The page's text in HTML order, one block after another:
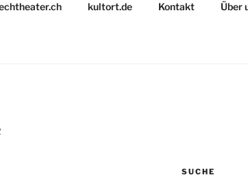
kultort.de Kontakt Über
SUCHE